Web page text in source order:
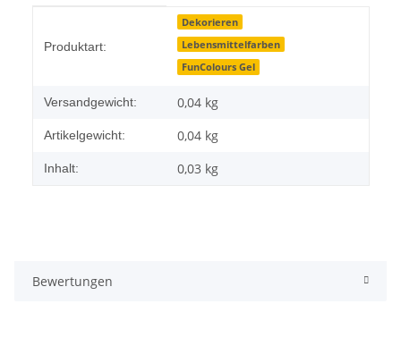
Produktart:
Dekorieren
Lebensmittelfarben
FunColours Gel
Versandgewicht: 0,04 kg
Artikelgewicht: 0,04 kg
Inhalt: 0,03 kg
Bewertungen